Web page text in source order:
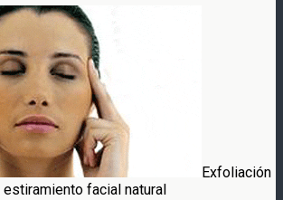
Exfoliación
estiramiento facial natural